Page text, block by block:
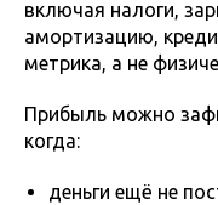
включая налоги,
амортизацию,
метрика, а не
Прибыль можно
когда:
деньги ещё не